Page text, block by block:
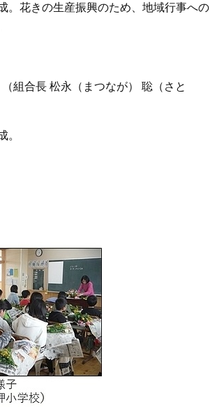
。花きの生産振興のため、地域行事への
組合長 松永（まつなが） 聡（さと